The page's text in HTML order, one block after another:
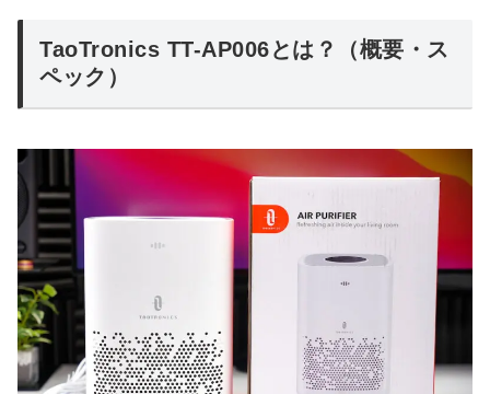
TaoTronics TT-AP006とは？（概要・ス
ペック）